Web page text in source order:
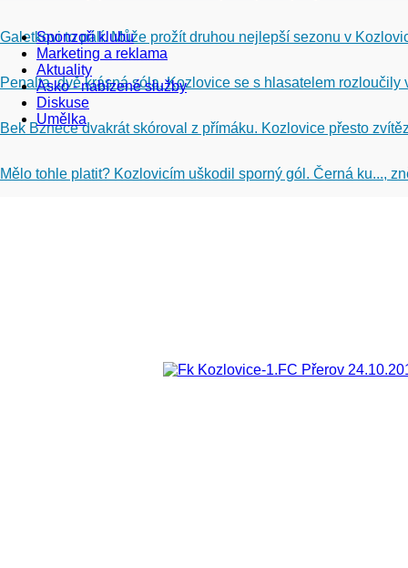
Galetkovi to pálí. Může prožít druhou nejlepší sezonu v
Penalta, dvě krásná sóla. Kozlovice se s hlasatelem rozloučily
Bek Bznece dvakrát skóroval z přímáku. Kozlovice přesto
Mělo tohle platit? Kozlovicím uškodil sporný gól. Černá ku...,
Sponzoři klubu
Marketing a reklama
Aktuality
Asko - nabízené služby
Diskuse
Umělka